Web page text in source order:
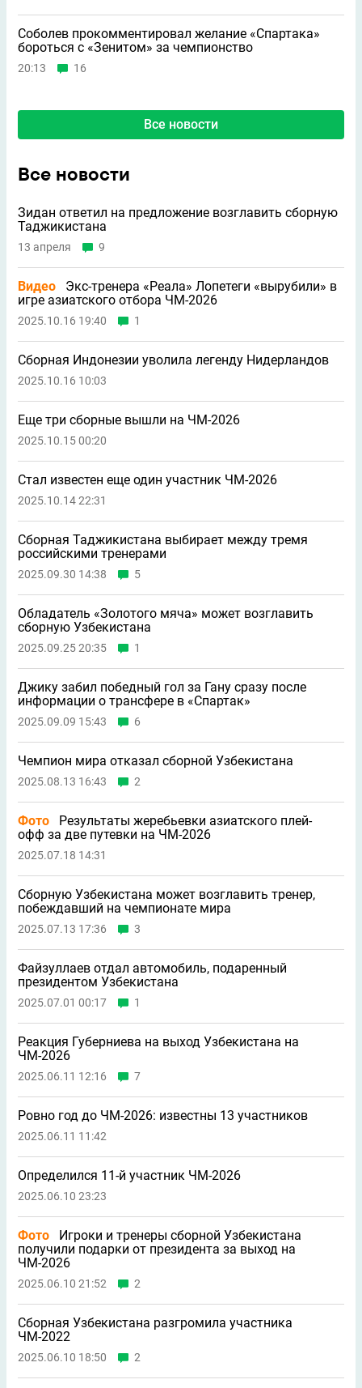
Соболев прокомментировал желание «Спартака»
бороться с «Зенитом» за чемпионство
20:13 16
Все новости
Все новости
Зидан ответил на предложение возглавить сборную
Таджикистана
13 апреля 9
Видео
Экс-тренера «Реала» Лопетеги «вырубили» в
игре азиатского отбора ЧМ-2026
2025.10.16 19:40 1
Сборная Индонезии уволила легенду Нидерландов
2025.10.16 10:03
Еще три сборные вышли на ЧМ-2026
2025.10.15 00:20
Стал известен еще один участник ЧМ-2026
2025.10.14 22:31
Сборная Таджикистана выбирает между тремя
российскими тренерами
2025.09.30 14:38 5
Обладатель «Золотого мяча» может возглавить
сборную Узбекистана
2025.09.25 20:35 1
Джику забил победный гол за Гану сразу после
информации о трансфере в «Спартак»
2025.09.09 15:43 6
Чемпион мира отказал сборной Узбекистана
2025.08.13 16:43 2
Фото
Результаты жеребьевки азиатского плей-
офф за две путевки на ЧМ-2026
2025.07.18 14:31
Сборную Узбекистана может возглавить тренер,
побеждавший на чемпионате мира
2025.07.13 17:36 3
Файзуллаев отдал автомобиль, подаренный
президентом Узбекистана
2025.07.01 00:17 1
Реакция Губерниева на выход Узбекистана на
ЧМ-2026
2025.06.11 12:16 7
Ровно год до ЧМ-2026: известны 13 участников
2025.06.11 11:42
Определился 11-й участник ЧМ-2026
2025.06.10 23:23
Фото
Игроки и тренеры сборной Узбекистана
получили подарки от президента за выход на
ЧМ-2026
2025.06.10 21:52 2
Сборная Узбекистана разгромила участника
ЧМ-2022
2025.06.10 18:50 2